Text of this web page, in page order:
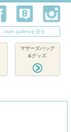
style galleryを見る
マザーズバッグ
&グッズ